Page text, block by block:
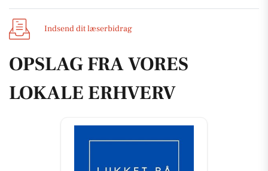
Indsend dit læserbidrag
OPSLAG FRA VORES
LOKALE ERHVERV